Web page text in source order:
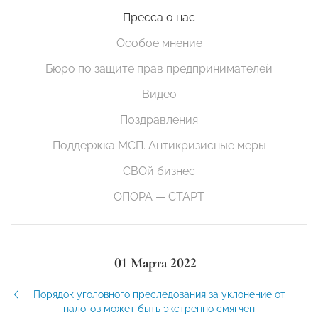
Пресса о нас
Особое мнение
Бюро по защите прав предпринимателей
Видео
Поздравления
Поддержка МСП. Антикризисные меры
СВОй бизнес
ОПОРА — СТАРТ
01 Марта 2022
Порядок уголовного преследования за уклонение от
налогов может быть экстренно смягчен